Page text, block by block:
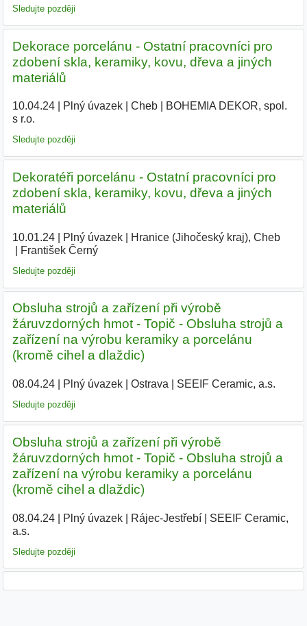
Sledujte později
Dekorace porcelánu - Ostatní pracovníci pro
zdobení skla, keramiky, kovu, dřeva a jiných
materiálů
10.04.24| Plný úvazek| Cheb|
BOHEMIA DEKOR, spol.
s r.o.
Sledujte později
Dekoratéři porcelánu - Ostatní pracovníci pro
zdobení skla, keramiky, kovu, dřeva a jiných
materiálů
10.01.24| Plný úvazek| Hranice (Jihočeský kraj), Cheb|
František Černý|
Sledujte později
Obsluha strojů a zařízení při výrobě
žáruvzdorných hmot - Topič - Obsluha strojů a
zařízení na výrobu keramiky a porcelánu
(kromě cihel a dlaždic)
08.04.24| Plný úvazek| Ostrava SEEIF Ceramic, a.s.
Sledujte později
Obsluha strojů a zařízení při výrobě
žáruvzdorných hmot - Topič - Obsluha strojů a
zařízení na výrobu keramiky a porcelánu
(kromě cihel a dlaždic)
08.04.24| Plný úvazek| Rájec-Jestřebí|
SEEIF Ceramic,
a.s.
Sledujte později